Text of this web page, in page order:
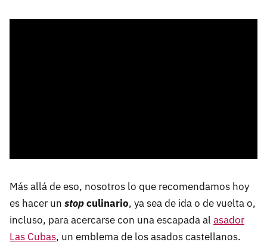
Más allá de eso, nosotros lo que recomendamos hoy
es hacer un stopculinario, ya sea de ida o de vuelta o,
incluso, para acercarse con una escapada al asador
Las Cubas, un emblema de los asados castellanos.